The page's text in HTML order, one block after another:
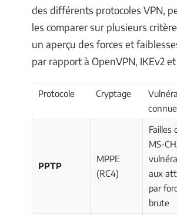
des différents protocoles VPN,
les comparer sur plusieurs
un aperçu des forces et
par rapport à OpenVPN, IKEv2
Protocole Cryptage
PPTP
MPPE
(RC4)
Failles
MS-
aux
par
brute